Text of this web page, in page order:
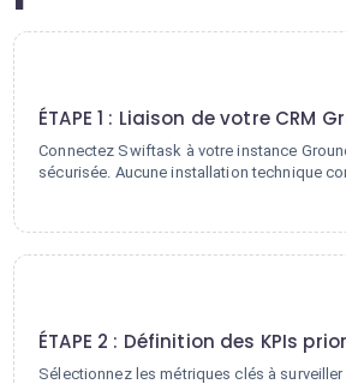
ÉTAPE 1 : Liaison de votre CRM
Connectez Swiftask à votre instance
sécurisée. Aucune installation technique
ÉTAPE 2 : Définition des KPIs
Sélectionnez les métriques clés à